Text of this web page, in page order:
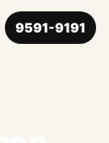
9591-9191